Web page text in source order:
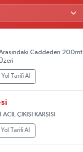
Caddeden 200mt
Yol Tarifi Al
ÇIKIŞI KARŞISI
Yol Tarifi Al